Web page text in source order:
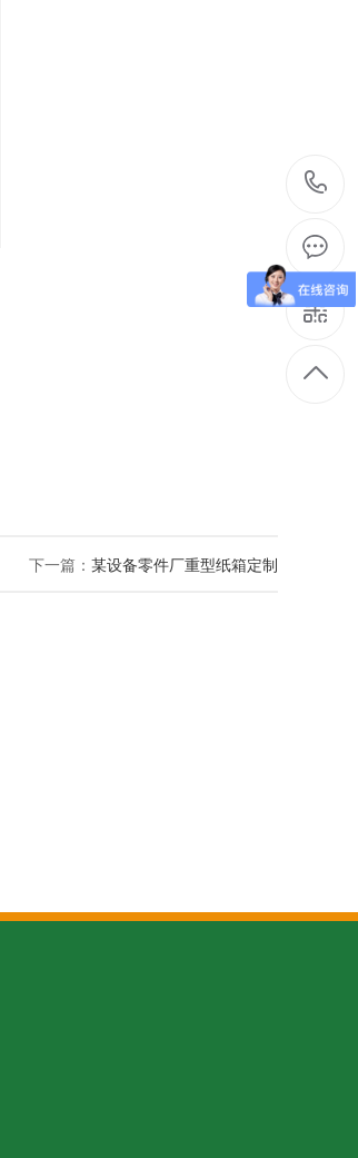
下一篇： 某设备零件厂重型纸箱定制